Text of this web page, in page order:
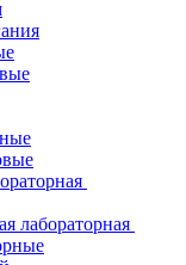
лабораторная